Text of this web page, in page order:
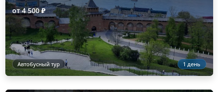
от 4 500 ₽
Автобусный тур 1 день